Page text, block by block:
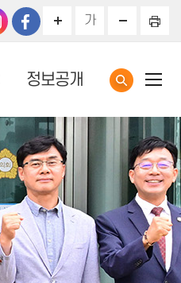
가
정보공개